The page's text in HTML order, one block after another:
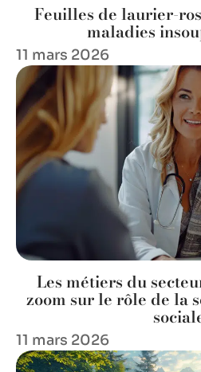
Feuilles de laurier-
maladies
11 mars 2026
Les métiers du
zoom sur le rôle de la
11 mars 2026